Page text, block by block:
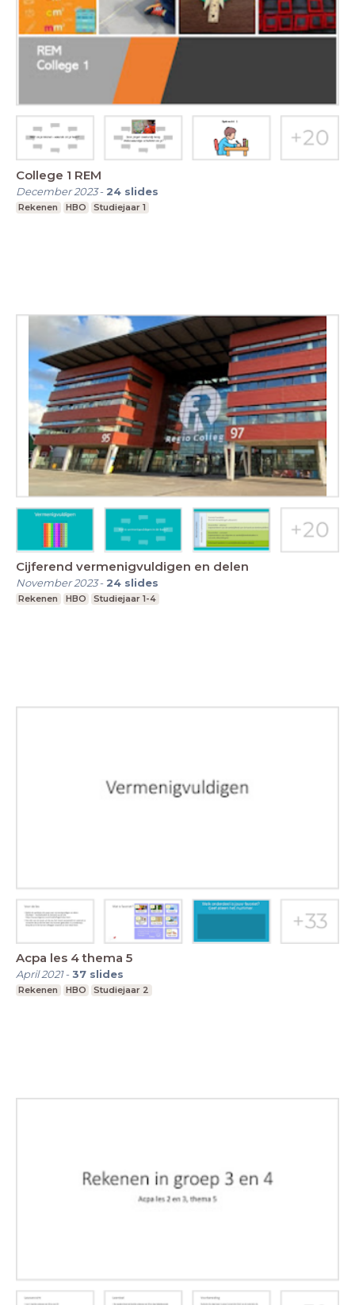
College 1 REM
December 2023- 24 slides
Rekenen HBO Studiejaar 1
Cijferend vermenigvuldigen en delen
November 2023- 24 slides
Rekenen HBO Studiejaar 1-4
Acpa les 4 thema 5
April 2021-37 slides
Rekenen HBO Studiejaar 2